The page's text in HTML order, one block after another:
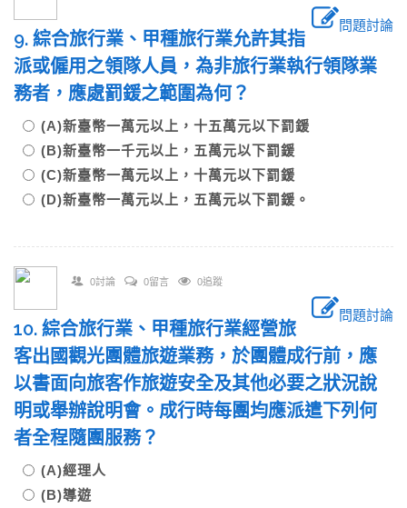
問題討論
9. 綜合旅行業、甲種旅行業允許其指
派或僱用之領隊人員，為非旅行業執行領隊業
務者，應處罰鍰之範圍為何？
(A)新臺幣一萬元以上，十五萬元以下罰鍰
(B)新臺幣一千元以上，五萬元以下罰鍰
(C)新臺幣一萬元以上，十萬元以下罰鍰
(D)新臺幣一萬元以上，五萬元以下罰鍰。
0討論 0留言 0追蹤
問題討論
10. 綜合旅行業、甲種旅行業經營旅
客出國觀光團體旅遊業務，於團體成行前，應
以書面向旅客作旅遊安全及其他必要之狀況說
明或舉辦說明會。成行時每團均應派遣下列何
者全程隨團服務？
(A)經理人
(B)導遊